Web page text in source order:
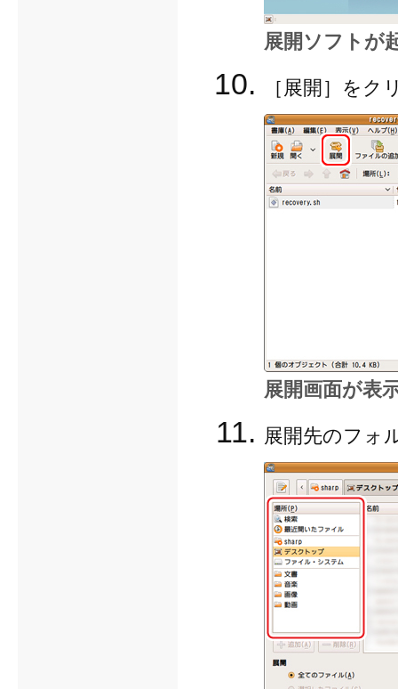
展開ソフトが
［展開］をク
展開画面が表
展開先のフォ